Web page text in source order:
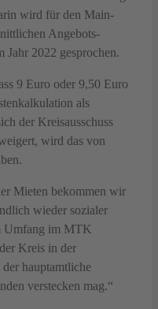
wird für den Main-
Angebots-
2022 gesprochen.
9 Euro oder 9,50 Euro
als
der Kreisausschuss
wird das von
Mieten bekommen wir
wieder sozialer
Umfang im MTK
Kreis in der
hauptamtliche
verstecken mag.“